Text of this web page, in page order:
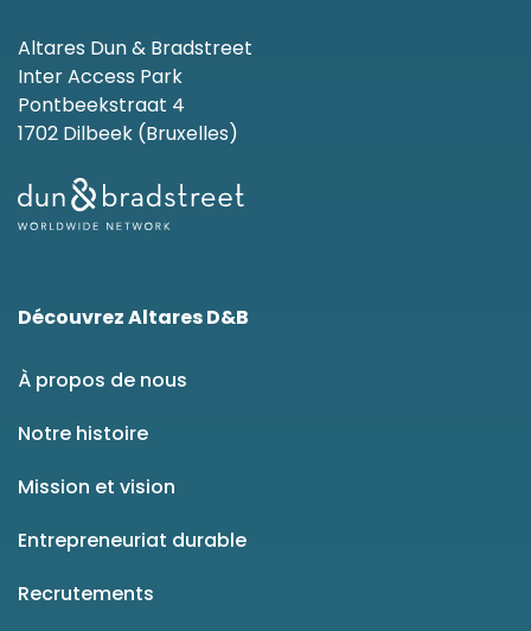
Altares Dun & Bradstreet
Inter Access Park
Pontbeekstraat 4
1702 Dilbeek (Bruxelles)
Découvrez Altares D&B
À propos de nous
Notre histoire
Mission et vision
Entrepreneuriat durable
Recrutements